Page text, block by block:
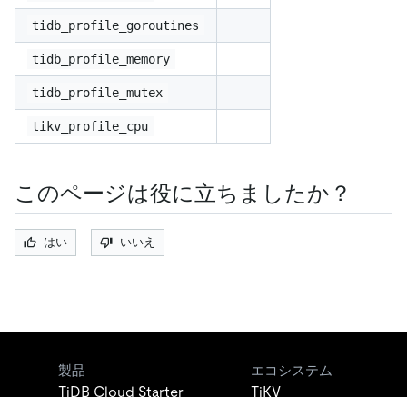
tidb_profile_goroutines
tidb_profile_memory
tidb_profile_mutex
tikv_profile_cpu
このページは役に立ちましたか？
はい いいえ
製品
TiDB Cloud Starter
エコシステム
TiKV